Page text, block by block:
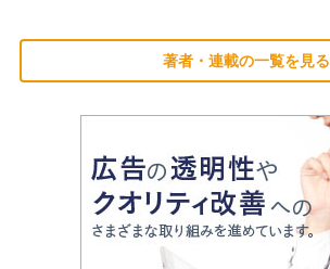
著者・連載の一覧を見る